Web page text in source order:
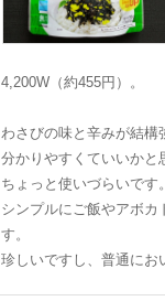
4,200W（約455円）。
わさびの味と辛みが結構
分かりやすくていいかと
ちょっと使いづらいです。
シンプルにご飯やアボカ
す。
珍しいですし、普通にお